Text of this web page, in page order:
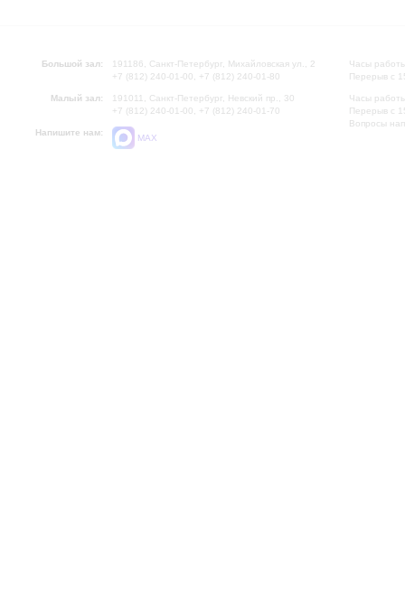
Большой зал:
191186, Санкт-Петербург, Михайловская ул., 2
+7 (812) 240-01-00, +7 (812) 240-01-80
Малый зал:
191011, Санкт-Петербург, Невский пр., 30
+7 (812) 240-01-00, +7 (812) 240-01-70
Напишите нам:
MAX
Часы
Перерыв с
Часы
Перерыв с
Вопросы